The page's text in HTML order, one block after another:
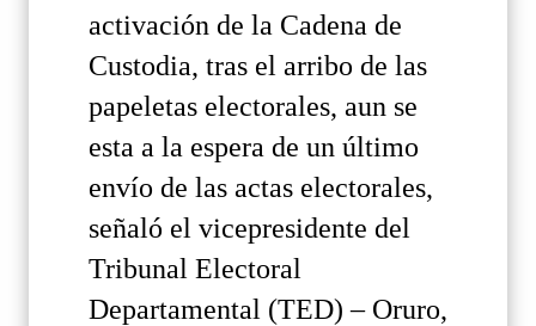
activación de la Cadena de
Custodia, tras el arribo de las
papeletas electorales, aun se
esta a la espera de un último
envío de las actas electorales,
señaló el vicepresidente del
Tribunal Electoral
Departamental (TED) – Oruro,